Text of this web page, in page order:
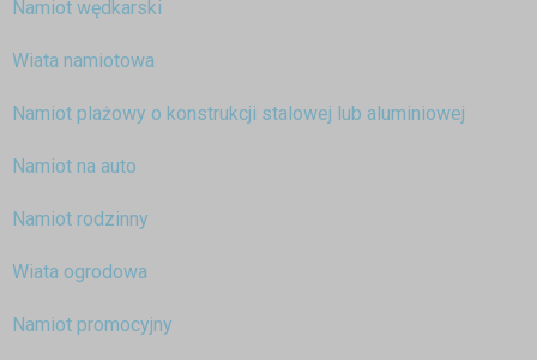
Namiot wędkarski
Wiata namiotowa
Namiot plażowy o konstrukcji stalowej lub aluminiowej
Namiot na auto
Namiot rodzinny
Wiata ogrodowa
Namiot promocyjny